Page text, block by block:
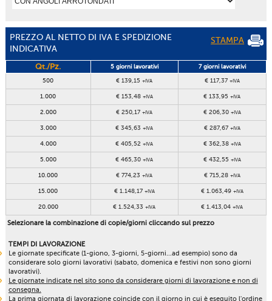
PREZZO AL NETTO DI IVA E SPEDIZIONE
INDICATIVA
STAMPA
Qt./Pz. 5 giorni lavorativi 7 giorni lavorativi
500 € 139,15+IVA € 117,37 +IVA
1.000 € 153,48 +IVA € 133,95+IVA
2.000 € 250,17+IVA € 206,30 +IVA
3.000 € 345,63+IVA € 287,67 +IVA
4.000 € 405,52+IVA € 362,38 +IVA
5.000 € 465,30+IVA € 432,55 +IVA
10.000 € 774,23+IVA € 715,28 +IVA
15.000 € 1.148,17 +IVA € 1.063,49 +IVA
20.000 € 1.524,33+IVA € 1.413,04+IVA
Selezionare la combinazione di copie/giorni cliccando sul prezzo
TEMPI DI LAVORAZIONE
Le giornate specificate (1-giono, 3-giorni, 5-giorni...ad esempio) sono da
considerare solo giorni lavorativi (sabato, domenica e festivi non sono giorni
lavorativi).
Le giornate indicate nel sito sono da considerare giorni di lavorazione e non di
consegna.
La prima giornata di lavorazione coincide con il giorno in cui è eseguito l'ordine